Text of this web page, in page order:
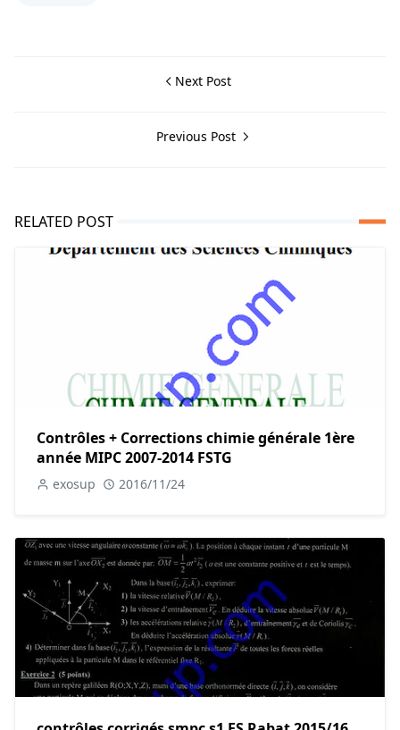
Next Post
Previous Post
RELATED POST
Contrôles + Corrections chimie générale 1ère
année MIPC 2007-2014 FSTG
exosup 2016/11/24